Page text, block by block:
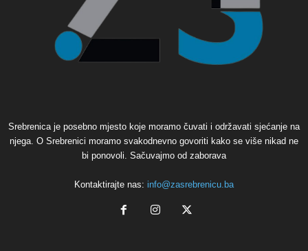
Srebrenica je posebno mjesto koje moramo čuvati i održavati sjećanje na
njega. O Srebrenici moramo svakodnevno govoriti kako se više nikad ne
bi ponovoli. Sačuvajmo od zaborava
Kontaktirajte nas: info@zasrebrenicu.ba